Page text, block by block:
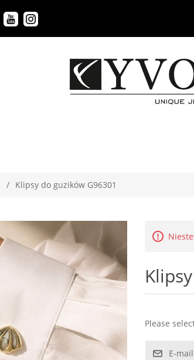
/ Klipsy do guzików G96301
Please
E-